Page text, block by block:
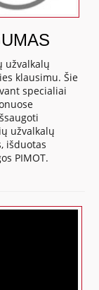
užvalkalų
klausimu. Šie
specialiai
užvalkalų
išduotas
PIMOT.